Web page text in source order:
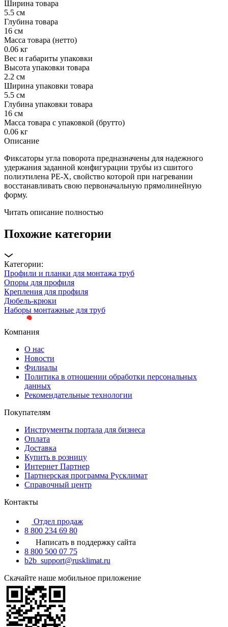
Ширина товара
5.5 см
Глубина товара
16 см
Масса товара (нетто)
0.06 кг
Вес и габариты упаковки
Высота упаковки товара
2.2 см
Ширина упаковки товара
5.5 см
Глубина упаковки товара
16 см
Масса товара с упаковкой (брутто)
0.06 кг
Описание
Фиксаторы угла поворота предназначены для надежного
удержания заданной конфигурации трубы из сшитого
полиэтилена PE-X, свойство которой при нагревании
восстанавливать свою первоначальную прямолинейную
форму.
Читать описание полностью
Похожие категории
Категории:
Профили и планки для монтажа труб
Опоры для профиля
Крепления для профиля
Дюбель-крюки
Наборы монтажные для труб
Компания
О нас
Новости
Филиалы
Политика в отношении обработки персональных
данных
Рекомендательные технологии
Покупателям
Инструменты портала для бизнеса
Оплата
Доставка
Купить в розницу
Интернет Партнер
Партнерская программа Русклимат
Справочный центр
Контакты
Отдел продаж
8 800 234 69 80
Написать в поддержку сайта
8 800 500 07 75
b2b_support@rusklimat.ru
Скачайте наше мобильное приложение